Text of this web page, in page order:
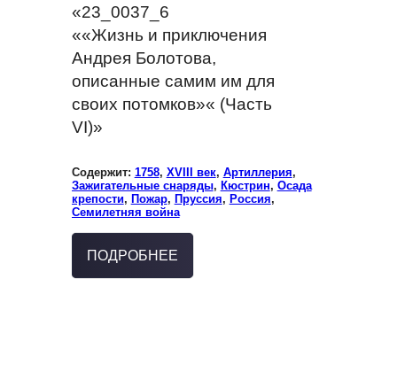
«23_0037_6
««Жизнь и приключения
Андрея Болотова,
описанные самим им для
своих потомков»« (Часть
VI)»
Содержит: 1758, XVIII век, Артиллерия,
Зажигательные снаряды, Кюстрин, Осада
крепости, Пожар, Пруссия, Россия,
Семилетняя война
ПОДРОБНЕЕ